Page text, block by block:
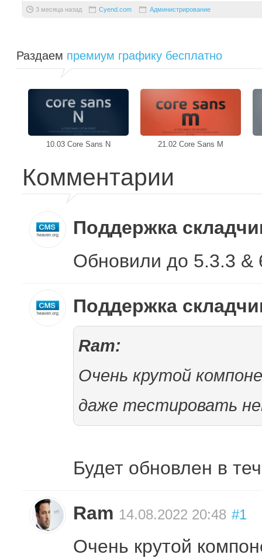
3 месяца назад Cyend.com Администрирование
Раздаем премиум графику бесплатно
10.03 Core Sans N 21.02 Core Sans M
Комментарии
Поддержка
Обновили до 5.3.3 &
Поддержка
Ram:
Очень крутой
даже тестировать
Будет обновлен в
Ram 14.08.2022 20:48 #1
Очень крутой